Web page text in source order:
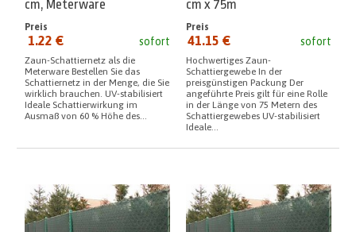
cm, Meterware
sofort
Preis
seit:
1.22 €
Zaun-Schattiernetz als die
Meterware Bestellen Sie das
Schattiernetz in der Menge, die Sie
wirklich brauchen. UV-stabilisiert
Ideale Schattierwirkung im
Ausmaß von 60 % Höhe des...
cm x 75m
sofort
Preis
seit:
41.15 €
Hochwertiges Zaun-
Schattiergewebe In der
preisgünstigen Packung Der
angeführte Preis gilt für eine Rolle
in der Länge von 75 Metern des
Schattiergewebes UV-stabilisiert
Ideale...